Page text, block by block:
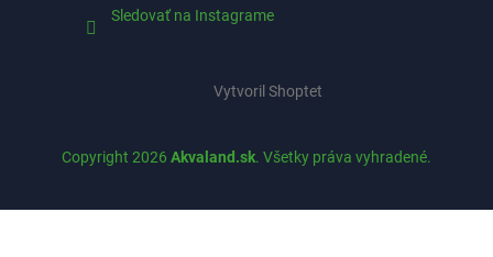
Sledovať na Instagrame
Vytvoril Shoptet
Copyright 2026 Akvaland.sk. Všetky práva vyhradené.